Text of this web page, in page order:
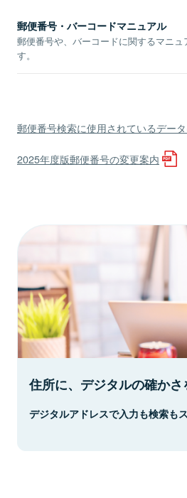
郵便番号・バーコードマニュアル
郵便番号や、バーコードに関するマニュ
す。
郵便番号検索に使用されているデー
2025年度版郵便番号の変更案内
住所に、デジタルの確かさ
デジタルアドレスで入力も検索もス